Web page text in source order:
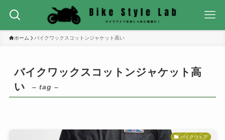
ホーム バイクワックスコットンジャケット高い
バイクワックスコットンジャケット高
い
– tag –
バイクウェア